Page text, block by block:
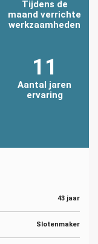
Tijdens de
maand verrichte
werkzaamheden
11
Aantal jaren
ervaring
43 jaar
Slotenmaker